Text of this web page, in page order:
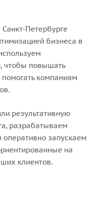
Петербурге
бизнеса в
чтобы повышать
компаниям
результативную
разрабатываем
запускаем
на
клиентов.